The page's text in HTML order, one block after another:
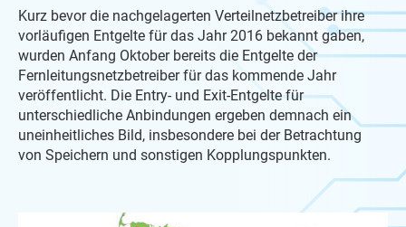
Kurz bevor die nachgelagerten Verteilnetzbetreiber ihre
vorläufigen Entgelte für das Jahr 2016 bekannt gaben,
wurden Anfang Oktober bereits die Entgelte der
Fernleitungsnetzbetreiber für das kommende Jahr
veröffentlicht. Die Entry- und Exit-Entgelte für
unterschiedliche Anbindungen ergeben demnach ein
uneinheitliches Bild, insbesondere bei der Betrachtung
von Speichern und sonstigen Kopplungspunkten.